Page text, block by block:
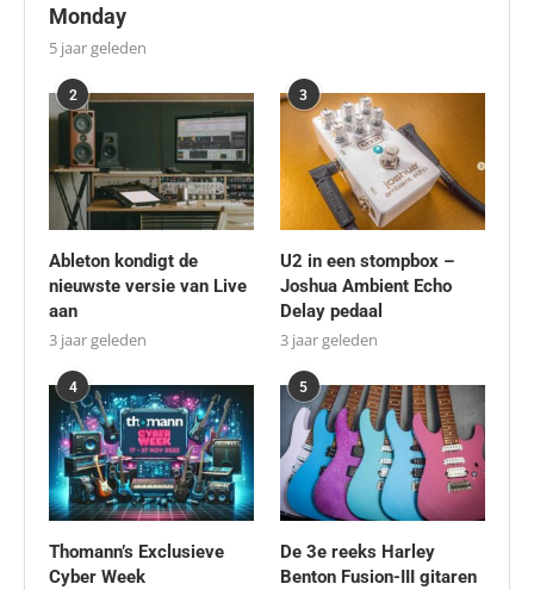
Monday
5 jaar geleden
2
Ableton kondigt de
nieuwste versie van Live
aan
3 jaar geleden
3
U2 in een stompbox –
Joshua Ambient Echo
Delay pedaal
3 jaar geleden
4
Thomann’s Exclusieve
Cyber Week
5
De 3e reeks Harley
Benton Fusion-III gitaren